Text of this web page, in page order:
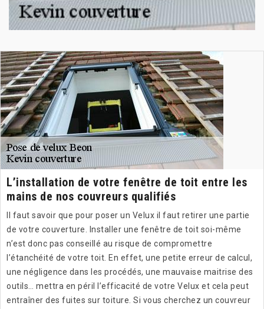
L’installation de votre fenêtre de toit entre les
mains de nos couvreurs qualifiés
Il faut savoir que pour poser un Velux il faut retirer une partie
de votre couverture. Installer une fenêtre de toit soi-même
n’est donc pas conseillé au risque de compromettre
l’étanchéité de votre toit. En effet, une petite erreur de calcul,
une négligence dans les procédés, une mauvaise maitrise des
outils… mettra en péril l’efficacité de votre Velux et cela peut
entraîner des fuites sur toiture. Si vous cherchez un couvreur